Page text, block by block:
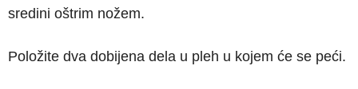
sredini oštrim nožem.
Položite dva dobijena dela u pleh u kojem će se peći.